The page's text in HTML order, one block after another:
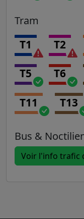
Tram
T1 T2
T5 T6
T11 T13
Bus &
Voir l'info trafic